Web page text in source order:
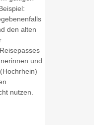
den alten
und
nutzen.